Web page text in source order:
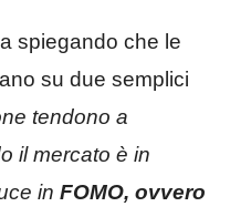
spiegando che le
su due semplici
tendono a
il mercato è in
in FOMO, ovvero